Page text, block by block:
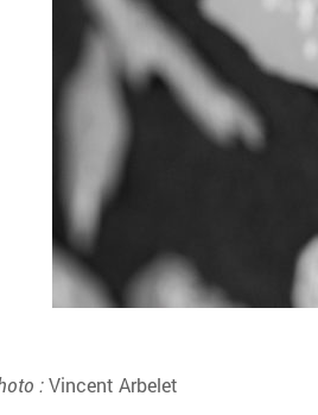
:Vincent Arbelet